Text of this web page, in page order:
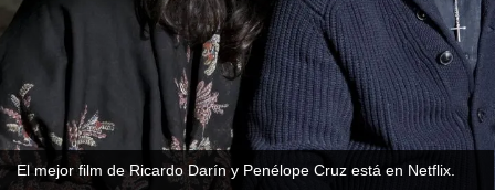
El mejor film de Ricardo Darín y Penélope Cruz está en Netflix.